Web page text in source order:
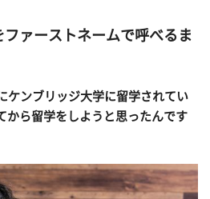
ァーストネームで呼べるま
ンブリッジ大学に留学されてい
から留学をしようと思ったんです